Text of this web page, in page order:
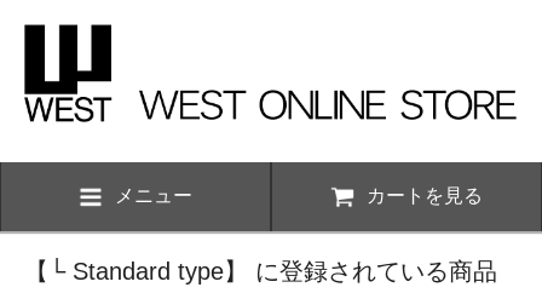
メニュー カートを見る
【└ Standard type】 に登録されている商品